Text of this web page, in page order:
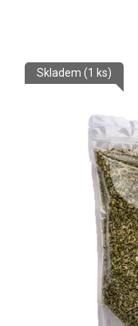
Skladem (1 ks)